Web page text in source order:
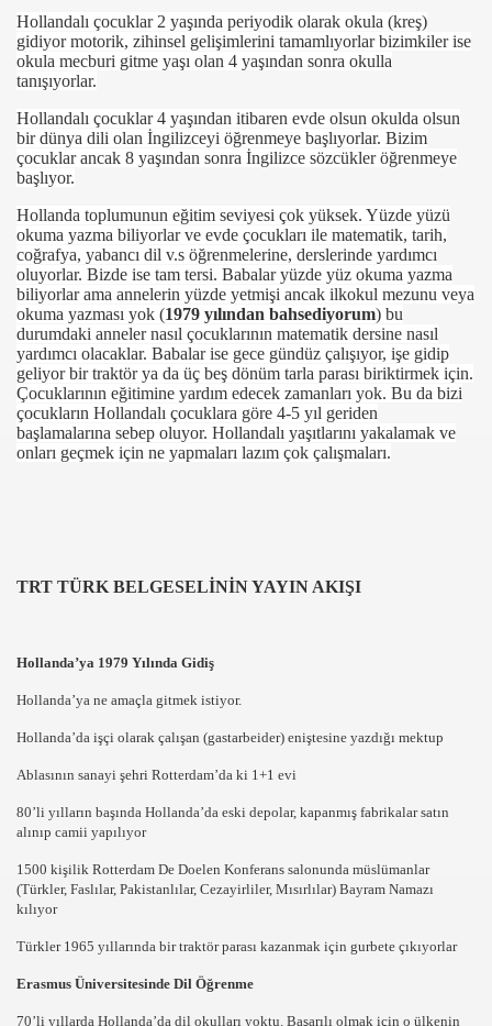
Hollandalı çocuklar 2 yaşında periyodik olarak okula (kreş)
gidiyor motorik, zihinsel gelişimlerini tamamlıyorlar bizimkiler ise
okula mecburi gitme yaşı olan 4 yaşından sonra okulla
tanışıyorlar.
Hollandalı çocuklar 4 yaşından itibaren evde olsun okulda olsun
bir dünya dili olan İngilizceyi öğrenmeye başlıyorlar. Bizim
çocuklar ancak 8 yaşından sonra İngilizce sözcükler öğrenmeye
başlıyor.
Hollanda toplumunun eğitim seviyesi çok yüksek. Yüzde yüzü
okuma yazma biliyorlar ve evde çocukları ile matematik, tarih,
coğrafya, yabancı dil v.s öğrenmelerine, derslerinde yardımcı
oluyorlar. Bizde ise tam tersi. Babalar yüzde yüz okuma yazma
biliyorlar ama annelerin yüzde yetmişi ancak ilkokul mezunu veya
okuma yazması yok (1979 yılından bahsediyorum) bu
durumdaki anneler nasıl çocuklarının matematik dersine nasıl
yardımcı olacaklar. Babalar ise gece gündüz çalışıyor, işe gidip
geliyor bir traktör ya da üç beş dönüm tarla parası biriktirmek için.
Çocuklarının eğitimine yardım edecek zamanları yok. Bu da bizi
çocukların Hollandalı çocuklara göre 4-5 yıl geriden
başlamalarına sebep oluyor. Hollandalı yaşıtlarını yakalamak ve
onları geçmek için ne yapmaları lazım çok çalışmaları.
TRT TÜRK BELGESELİNİN YAYIN AKIŞI
Hollanda’ya 1979 Yılında Gidiş
Hollanda’ya ne amaçla gitmek istiyor.
Hollanda’da işçi olarak çalışan (gastarbeider) eniştesine yazdığı mektup
Ablasının sanayi şehri Rotterdam’da ki 1+1 evi
80’li yılların başında Hollanda’da eski depolar, kapanmış fabrikalar satın
alınıp camii yapılıyor
1500 kişilik Rotterdam De Doelen Konferans salonunda müslümanlar
(Türkler, Faslılar, Pakistanlılar, Cezayirliler, Mısırlılar) Bayram Namazı
kılıyor
Türkler 1965 yıllarında bir traktör parası kazanmak için gurbete çıkıyorlar
Erasmus Üniversitesinde Dil Öğrenme
70’li yıllarda Hollanda’da dil okulları yoktu. Başarılı olmak için o ülkenin
EL SANATLARI SERGiSi ACTI
GÖREViNE BASLADI
ROTTERDAM
MOREL SÖLENi
STSO YU ZiYARET ETTi
GEZi
BEKLiYOR